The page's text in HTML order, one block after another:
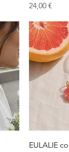
Prix
24,00 €
EULALIE